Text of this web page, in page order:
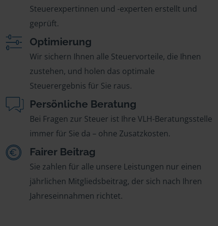
Steuerexpertinnen und -experten erstellt und
geprüft.
Optimierung
Wir sichern Ihnen alle Steuervorteile, die Ihnen
zustehen, und holen das optimale
Steuerergebnis für Sie raus.
Persönliche Beratung
Bei Fragen zur Steuer ist Ihre VLH-Beratungsstelle
immer für Sie da – ohne Zusatzkosten.
Fairer Beitrag
Sie zahlen für alle unsere Leistungen nur einen
jährlichen Mitgliedsbeitrag, der sich nach Ihren
Jahreseinnahmen richtet.